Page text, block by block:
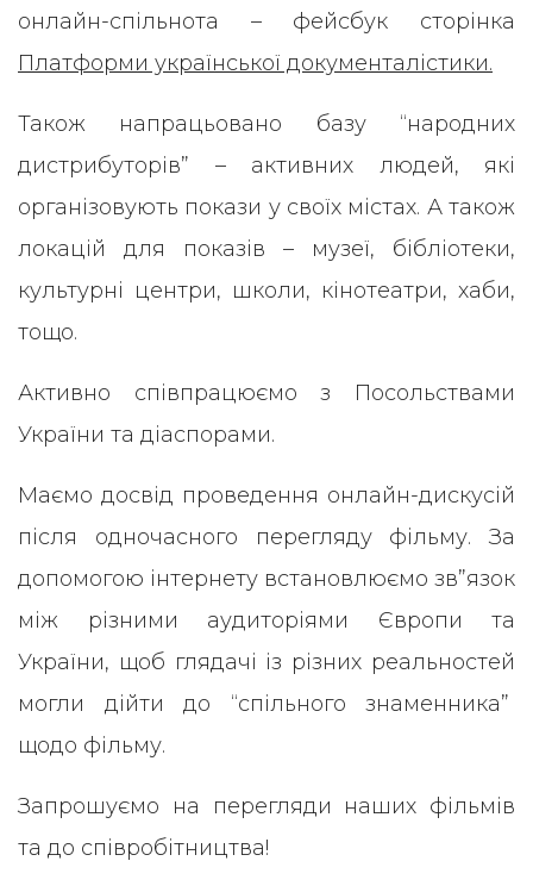
онлайн-спільнота – фейсбук сторінка
Платформи української документалістики.
Також напрацьовано базу “народних
дистрибуторів” – активних людей, які
організовують покази у своїх містах. А також
локацій для показів – музеї, бібліотеки,
культурні центри, школи, кінотеатри, хаби,
тощо.
Активно співпрацюємо з Посольствами
України та діаспорами.
Маємо досвід проведення онлайн-дискусій
після одночасного перегляду фільму. За
допомогою інтернету встановлюємо зв”язок
між різними аудиторіями Європи та
України, щоб глядачі із різних реальностей
могли дійти до “спільного знаменника”
щодо фільму.
Запрошуємо на перегляди наших фільмів
та до співробітництва!